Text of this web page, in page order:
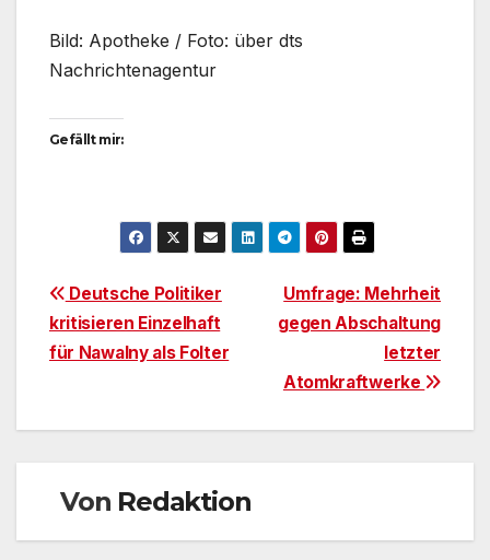
Bild: Apotheke / Foto: über dts
Nachrichtenagentur
Gefällt mir:
BeitragsnavigationUmfrage: Mehrheit
gegen Abschaltung
letzter
Atomkraftwerke
Deutsche Politiker
kritisieren Einzelhaft
für Nawalny als Folter
Von Redaktion